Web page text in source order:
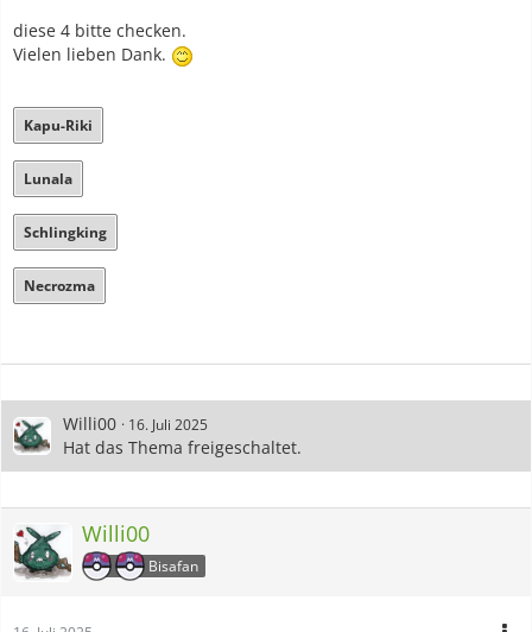
diese 4 bitte checken.
Vielen lieben Dank.
Kapu-Riki
Lunala
Schlingking
Necrozma
Willi00 16. Juli 2025
Hat das Thema freigeschaltet.
Willi00
Bisafan